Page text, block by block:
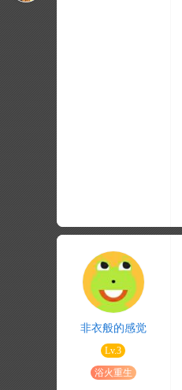
非衣般的感觉
Lv.3
浴火重生